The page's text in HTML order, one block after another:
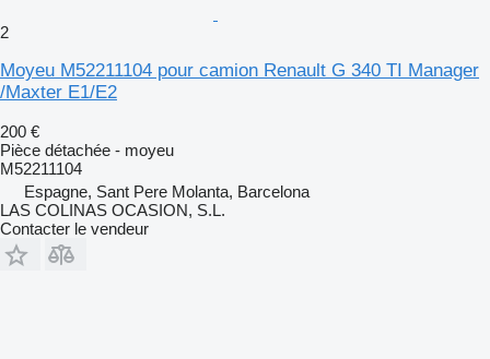
2
Moyeu M52211104 pour camion Renault G 340 TI Manager
/Maxter E1/E2
200 €
Pièce détachée - moyeu
M52211104
Espagne, Sant Pere Molanta, Barcelona
LAS COLINAS OCASION, S.L.
Contacter le vendeur